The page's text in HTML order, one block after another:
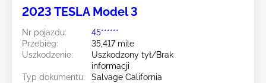
2023 TESLA Model 3
Nr pojazdu:
45******
Przebieg:
35,417 mile
Uszkodzenie:
Uszkodzony tył/Brak
informacji
Typ dokumentu:
Salvage California